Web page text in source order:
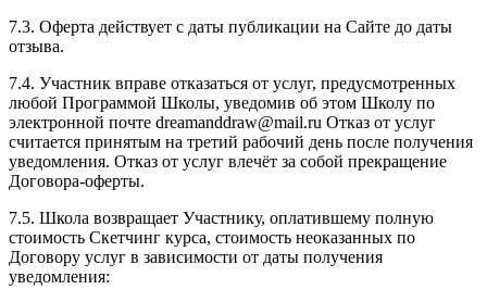
7.3. Оферта действует с даты публикации на Сайте до даты
отзыва.
7.4. Участник вправе отказаться от услуг, предусмотренных
любой Программой Школы, уведомив об этом Школу по
электронной почте dreamanddraw@mail.ru Отказ от услуг
считается принятым на третий рабочий день после получения
уведомления. Отказ от услуг влечёт за собой прекращение
Договора-оферты.
7.5. Школа возвращает Участнику, оплатившему полную
стоимость Скетчинг курса, стоимость неоказанных по
Договору услуг в зависимости от даты получения
уведомления: